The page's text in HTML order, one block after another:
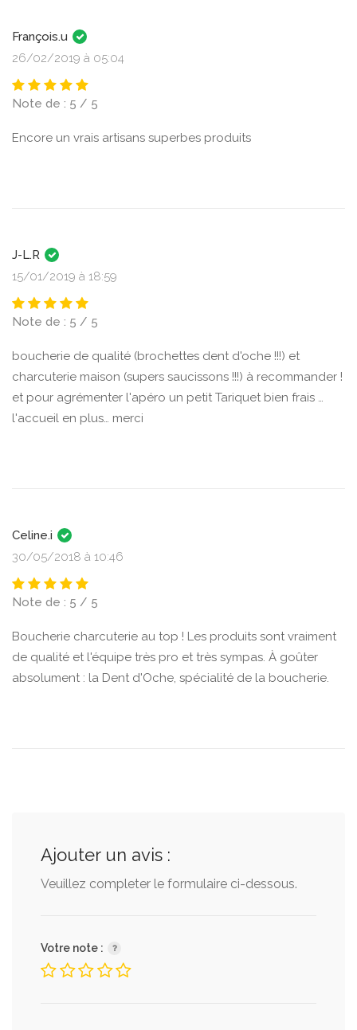
François.u
26/02/2019 à 05:04
Note de : 5 / 5
Encore un vrais artisans superbes produits
J-L.R
15/01/2019 à 18:59
Note de : 5 / 5
boucherie de qualité (brochettes dent d'oche !!!) et
charcuterie maison (supers saucissons !!!) à recommander !
et pour agrémenter l'apéro un petit Tariquet bien frais …
l'accueil en plus… merci
Celine.i
30/05/2018 à 10:46
Note de : 5 / 5
Boucherie charcuterie au top ! Les produits sont vraiment
de qualité et l'équipe très pro et très sympas. À goûter
absolument : la Dent d'Oche, spécialité de la boucherie.
Ajouter un avis :
Veuillez completer le formulaire ci-dessous.
Votre note :